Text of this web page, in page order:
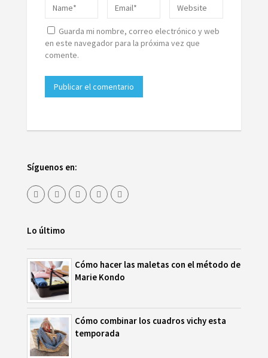
Guarda mi nombre, correo electrónico y web
en este navegador para la próxima vez que
comente.
Síguenos en:
Lo último
Cómo hacer las maletas con el método de
Marie Kondo
Cómo combinar los cuadros vichy esta
temporada